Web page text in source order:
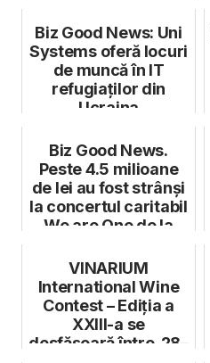
Biz Good News: Uni
Systems oferă locuri
de muncă în IT
refugiaților din
Ucraina
Biz Good News.
Peste 4.5 milioane
de lei au fost strânși
la concertul caritabil
We are One de la
VINARIUM
International Wine
Contest – Ediția a
XXIII-a se
desfășoară între 28–